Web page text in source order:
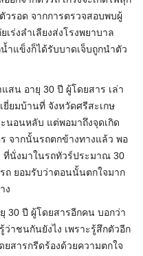
วรอด จากการตรวจสอบพบผู้
ร่งลำเลียงส่งโรงพยาบาล
แข็งก็ได้รับบาดเจ็บถูกนำตัว
น อายุ 30 ปี ผู้โดยสาร เล่า
ยี่ยมบ้านที่ จังหวัดศรีสะเกษ
นอนหลับ แต่พอมาถึงจุดเกิด
ร จากนั้นรถตกข้างทางแล้ว พอ
ที่นั่งมาในรถทัวร์ประมาณ 30
ถ ยอมรับว่าตอนนั้นตกใจมาก
ง
ปี ผู้โดยสารอีกคน บอกว่า
ว่าชนกันยังไง เพราะรู้สึกตัวอีก
สารกรีดร้องด้วยความตกใจ